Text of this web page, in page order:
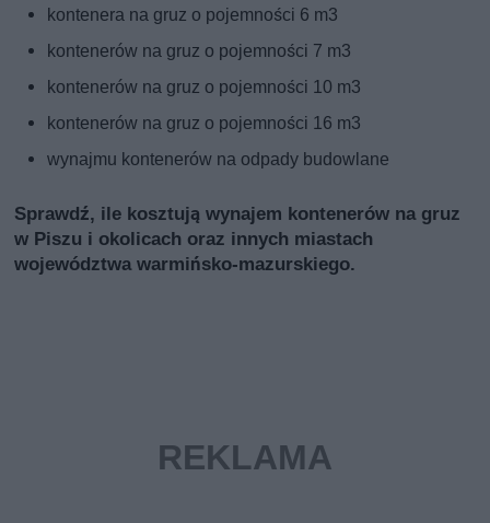
kontenera na gruz o pojemności 6 m3
kontenerów na gruz o pojemności 7 m3
kontenerów na gruz o pojemności 10 m3
kontenerów na gruz o pojemności 16 m3
wynajmu kontenerów na odpady budowlane
Sprawdź, ile kosztują wynajem kontenerów na gruz
w Piszu i okolicach oraz innych miastach
województwa warmińsko-mazurskiego.